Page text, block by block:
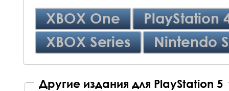
XBOX One
PlayStation
XBOX Series
Nintendo
Другие издания для PlayStation 5